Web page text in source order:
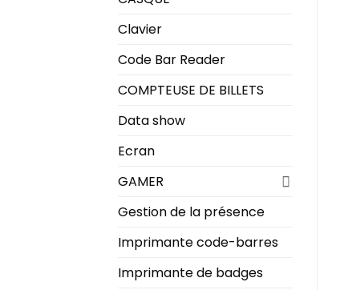
Clavier
Code Bar Reader
COMPTEUSE DE BILLETS
Data show
Ecran
GAMER
Gestion de la présence
Imprimante code-barres
Imprimante de badges